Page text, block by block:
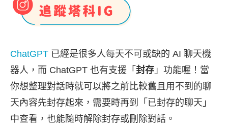
ChatGPT 已經是很多人每天不可或缺的 AI 聊天機
器人，而 ChatGPT 也有支援「 封存 」功能喔！當
你想整理對話時就可以將之前比較舊且用不到的聊
天內容先封存起來，需要時再到「已封存的聊天」
中查看，也能隨時解除封存或刪除對話。